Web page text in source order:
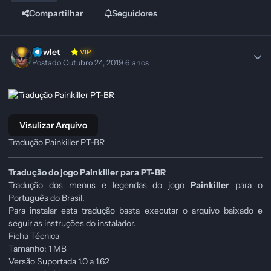
Compartilhar Seguidores
Howlet VIP
PostadoOutubro 24, 20196 anos
Visulizar Arquivo
Tradução Painkiller PT-BR
Tradução do jogo Painkiller para PT-BR
Tradução dos menus e legendas do jogoPainkiller para o
Português do Brasil.
Para instalar esta tradução basta executar o arquivo baixado e
seguir as instruções do instalador.
Ficha Técnica
Tamanho: 1 MB
Versão Suportada 1.0 a 1.62